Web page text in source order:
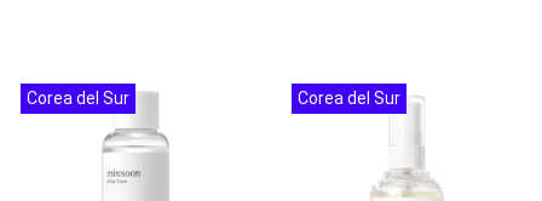
Corea del Sur Corea del Sur